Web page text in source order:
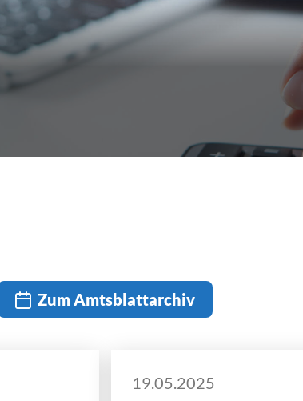
Zum Amtsblattarchiv
19.05.2025